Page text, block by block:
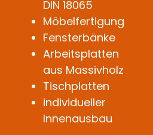
DIN 18065
Möbelfertigung
Fensterbänke
Arbeitsplatten
aus Massivholz
Tischplatten
individueller
Innenausbau